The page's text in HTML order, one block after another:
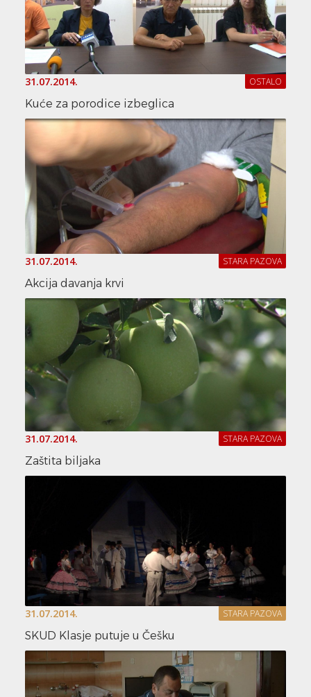
31.07.2014. OSTALO
Kuće za porodice izbeglica
31.07.2014. STARA PAZOVA
Akcija davanja krvi
31.07.2014. STARA PAZOVA
Zaštita biljaka
31.07.2014. STARA PAZOVA
SKUD Klasje putuje u Češku